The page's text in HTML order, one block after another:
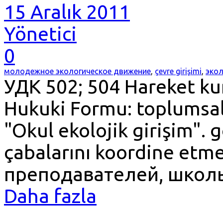
15 Aralık 2011
Yönetici
0
молодежное экологическое движение, çevre girişimi,
УДК 502; 504 Hareket
Hukuki Formu:
"Okul ekolojik girişim".
çabalarını koordine
преподавателей,
Daha fazla